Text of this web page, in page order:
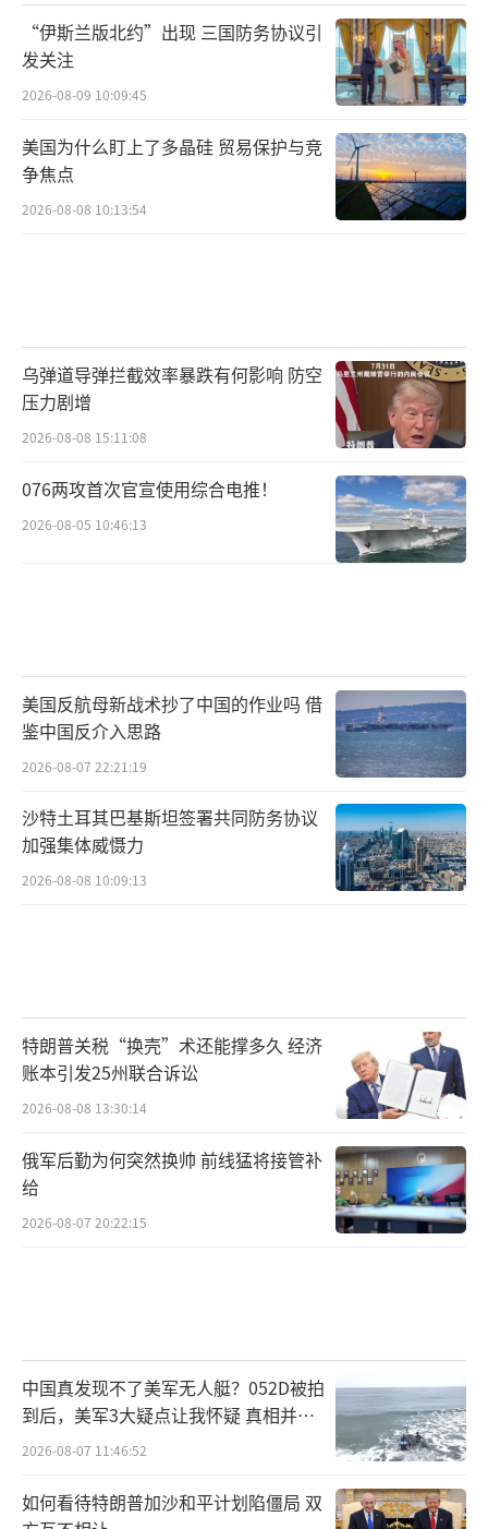
“伊斯兰版北约”出现 三国防务协议引
发关注
2026-08-09 10:09:45
美国为什么盯上了多晶硅 贸易保护与竞
争焦点
2026-08-08 10:13:54
乌弹道导弹拦截效率暴跌有何影响 防空
压力剧增
2026-08-08 15:11:08
076两攻首次官宣使用综合电推！
2026-08-05 10:46:13
美国反航母新战术抄了中国的作业吗 借
鉴中国反介入思路
2026-08-07 22:21:19
沙特土耳其巴基斯坦签署共同防务协议
加强集体威慑力
2026-08-08 10:09:13
特朗普关税“换壳”术还能撑多久 经济
账本引发25州联合诉讼
2026-08-08 13:30:14
俄军后勤为何突然换帅 前线猛将接管补
给
2026-08-07 20:22:15
中国真发现不了美军无人艇？052D被拍
到后，美军3大疑点让我怀疑 真相并非
如此
2026-08-07 11:46:52
如何看待特朗普加沙和平计划陷僵局 双